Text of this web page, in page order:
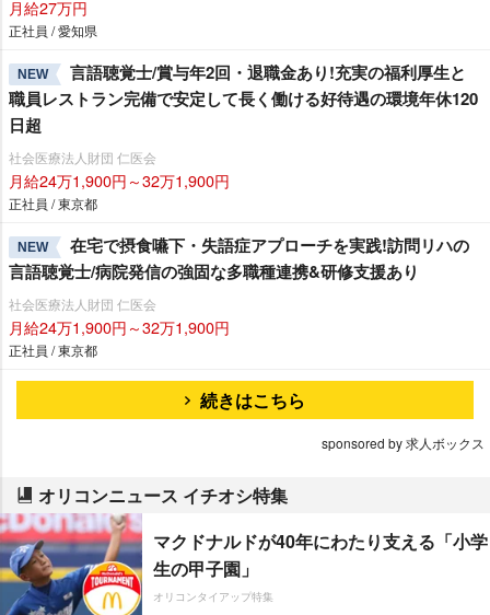
月給27万円
正社員 / 愛知県
NEW
言語聴覚士/賞与年2回・退職金あり!充実の福利厚生と
職員レストラン完備で安定して長く働ける好待遇の環境年休120
日超
社会医療法人財団 仁医会
月給24万1,900円～32万1,900円
正社員 / 東京都
NEW
在宅で摂食嚥下・失語症アプローチを実践!訪問リハの
言語聴覚士/病院発信の強固な多職種連携&研修支援あり
社会医療法人財団 仁医会
月給24万1,900円～32万1,900円
正社員 / 東京都
続きはこちら
sponsored by 求人ボックス
オリコンニュース イチオシ特集
マクドナルドが40年にわたり支える「小学
生の甲子園」
オリコンタイアップ特集